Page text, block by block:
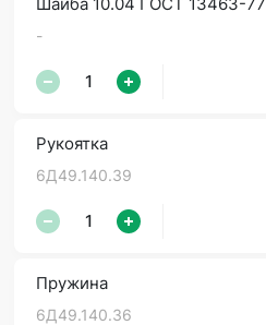
-
Рукоятка
6Д49.140.39
Пружина
6Д49.140.36